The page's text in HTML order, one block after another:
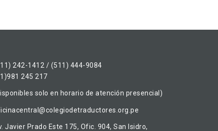
242-1412 / (511) 444-9084
245 217
solo en horario de atención presencial)
Javier Prado Este 175, Ofic. 904, San Isidro,